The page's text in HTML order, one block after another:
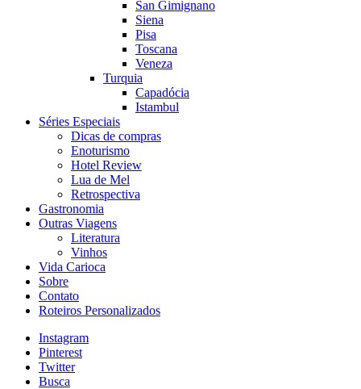
San Gimignano
Siena
Pisa
Toscana
Veneza
Turquia
Capadócia
Istambul
Séries Especiais
Dicas de compras
Enoturismo
Hotel Review
Lua de Mel
Retrospectiva
Gastronomia
Outras Viagens
Literatura
Vinhos
Vida Carioca
Sobre
Contato
Roteiros Personalizados
Instagram
Pinterest
Twitter
Busca